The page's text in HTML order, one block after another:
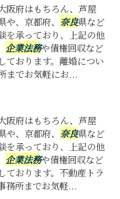
阪府はもちろん、芦屋
、京都府、 奈良県など
を承っており、上記の他
企業法務や債権回収など
ております。離婚につい
までお気軽にお...
阪府はもちろん、芦屋
、京都府、 奈良県など
を承っており、上記の他
企業法務や債権回収など
ております。不動産トラ
務所までお気軽...